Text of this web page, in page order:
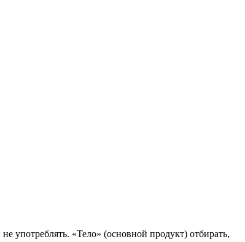
употреблять. «Тело» (основной продукт) отбирать,